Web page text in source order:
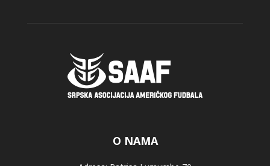
O NAMA